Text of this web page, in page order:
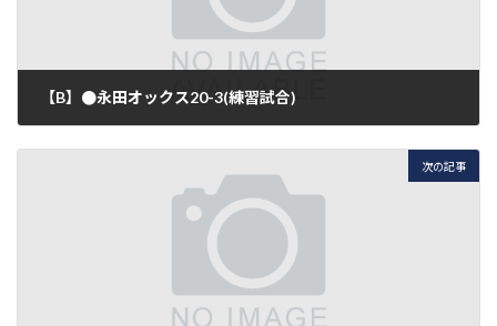
【B】●永田オックス20-3(練習試合)
次の記事